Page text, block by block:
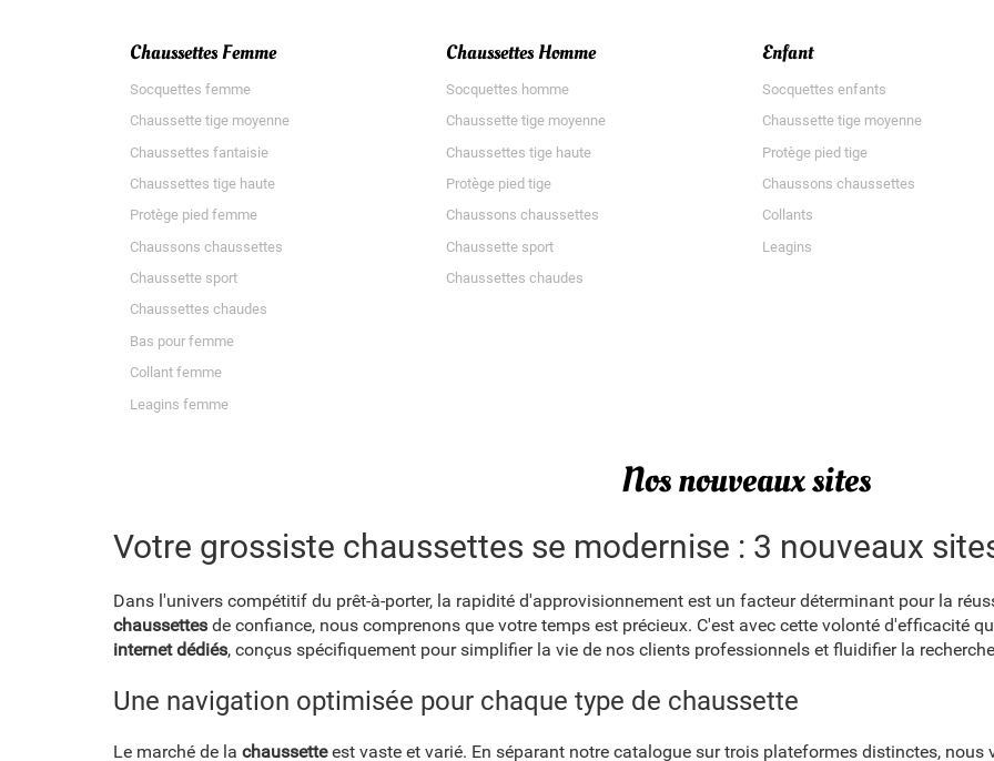
Chaussettes Femme
Socquettes femme
Chaussette tige moyenne
Chaussettes fantaisie
Chaussettes tige haute
Protège pied femme
Chaussons chaussettes
Chaussette sport
Chaussettes chaudes
Bas pour femme
Collant femme
Leagins femme
Chaussettes Homme
Socquettes homme
Chaussette tige moyenne
Chaussettes tige haute
Protège pied tige
Chaussons chaussettes
Chaussette sport
Chaussettes chaudes
Enfant
Socquettes enfants
Chaussette tige moyenne
Protège pied tige
Chaussons chaussettes
Collants
Leagins
Nos nouveaux sites
Votre grossiste chaussettes se modernise : 3 nouveaux
Dans l'univers compétitif du prêt-à-porter, la rapidité d'approvisionnement est un facteur déterminant pour la
chaussettes de confiance, nous comprenons que votre temps est précieux. C'est avec cette volonté d'efficacité
internet dédiés, conçus spécifiquement pour simplifier la vie de nos clients professionnels et fluidifier la
Une navigation optimisée pour chaque type de chaussette
Le marché de la chaussetteest vaste et varié. En séparant notre catalogue sur trois plateformes distinctes,